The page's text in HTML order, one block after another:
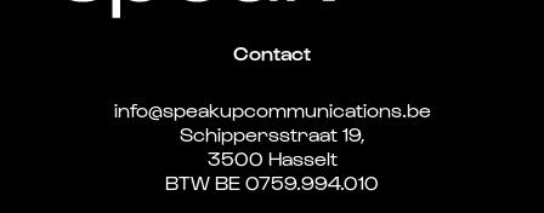
Contact
info@speakupcommunications.be
Schippersstraat 19,
3500 Hasselt
BTW BE 0759.994.010